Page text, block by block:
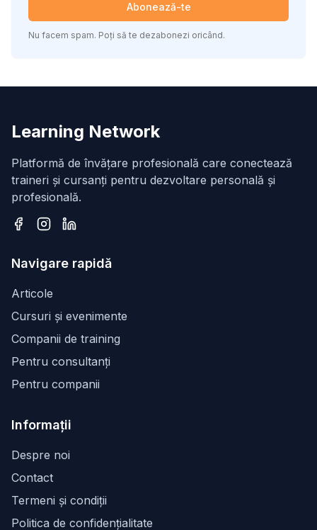
Abonează-te
Nu facem spam. Poți să te dezabonezi oricând.
Learning Network
Platformă de învățare profesională care conectează
traineri și cursanți pentru dezvoltare personală și
profesională.
Navigare rapidă
Articole
Cursuri și evenimente
Companii de training
Pentru consultanți
Pentru companii
Informații
Despre noi
Contact
Termeni și condiții
Politica de confidențialitate